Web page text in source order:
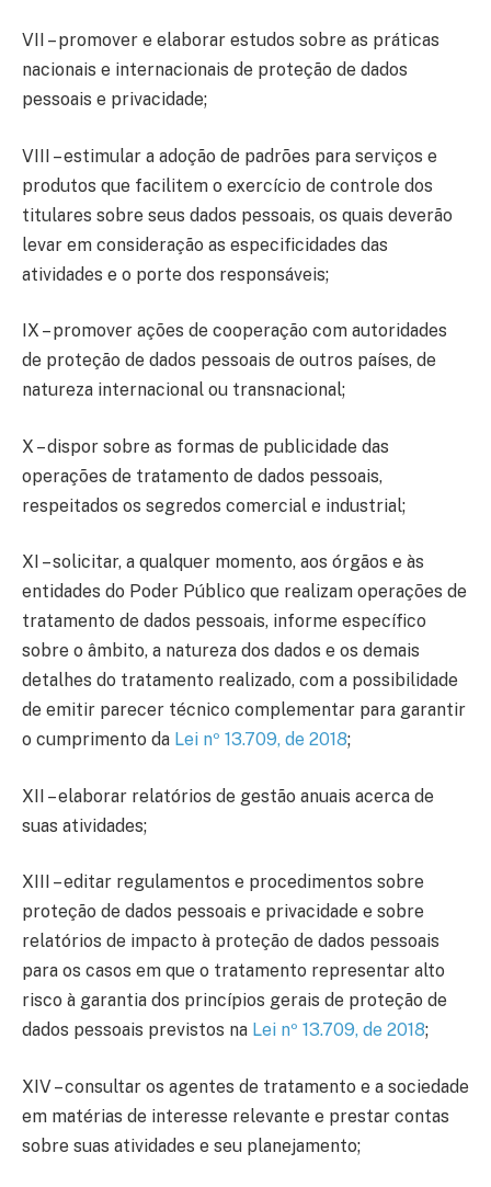
VII – promover e elaborar estudos sobre as práticas
nacionais e internacionais de proteção de dados
pessoais e privacidade;
VIII – estimular a adoção de padrões para serviços e
produtos que facilitem o exercício de controle dos
titulares sobre seus dados pessoais, os quais deverão
levar em consideração as especificidades das
atividades e o porte dos responsáveis;
IX – promover ações de cooperação com autoridades
de proteção de dados pessoais de outros países, de
natureza internacional ou transnacional;
X – dispor sobre as formas de publicidade das
operações de tratamento de dados pessoais,
respeitados os segredos comercial e industrial;
XI – solicitar, a qualquer momento, aos órgãos e às
entidades do Poder Público que realizam operações de
tratamento de dados pessoais, informe específico
sobre o âmbito, a natureza dos dados e os demais
detalhes do tratamento realizado, com a possibilidade
de emitir parecer técnico complementar para garantir
o cumprimento da Lei nº 13.709, de 2018;
XII – elaborar relatórios de gestão anuais acerca de
suas atividades;
XIII – editar regulamentos e procedimentos sobre
proteção de dados pessoais e privacidade e sobre
relatórios de impacto à proteção de dados pessoais
para os casos em que o tratamento representar alto
risco à garantia dos princípios gerais de proteção de
dados pessoais previstos na Lei nº 13.709, de 2018;
XIV – consultar os agentes de tratamento e a sociedade
em matérias de interesse relevante e prestar contas
sobre suas atividades e seu planejamento;